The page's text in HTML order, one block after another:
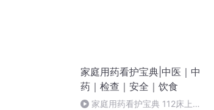
家庭用药看护宝典|中医｜中
药｜检查｜安全｜饮食
家庭用药看护宝典 112床上大